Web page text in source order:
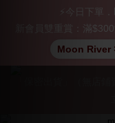
⚡今日下單
新會員雙重賞：滿
Moon River